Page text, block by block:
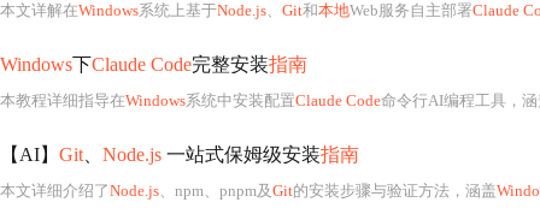
本文详解在Windows系统上基于Node.js、 Git和本地Web服务自主部署Claude
Windows下Claude Code完整安装指南
本教程详细指导在Windows系统中安装配置Claude Code命令行AI编程工具，
【AI】 Git Node.js 一站式保姆级安装指南
本文详细介绍了Node.js、npm、pnpm及Git的安装步骤与验证方法，涵盖